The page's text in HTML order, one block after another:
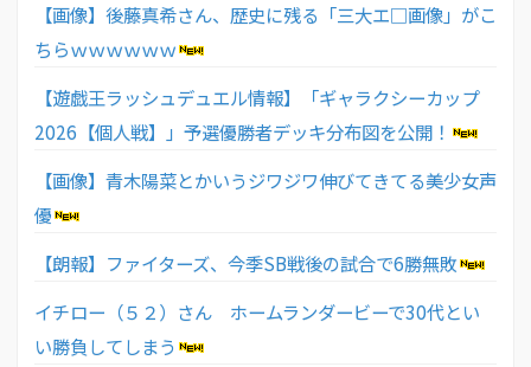
【画像】後藤真希さん、歴史に残る「三大エ□画像」がこ
ちらｗｗｗｗｗｗ
【遊戯王ラッシュデュエル情報】「ギャラクシーカップ
2026【個人戦】」予選優勝者デッキ分布図を公開！
【画像】青木陽菜とかいうジワジワ伸びてきてる美少女声
優
【朗報】ファイターズ、今季SB戦後の試合で6勝無敗
イチロー（５２）さん ホームランダービーで30代とい
い勝負してしまう